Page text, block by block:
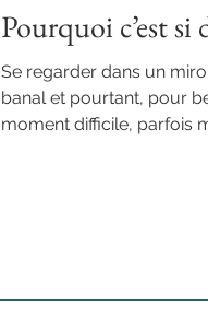
Pourquoi c’est si
Se regarder dans un
banal et pourtant, pour
moment difficile, parfois